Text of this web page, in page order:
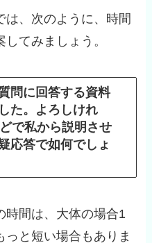
は、次のように、時間
てみましょう。
問に回答する資料
た。よろしけれ
で私から説明させ
応答で如何でしょ
時間は、大体の場合1
と短い場合もありま